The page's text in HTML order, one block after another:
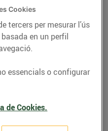
un total de 601
infantil i de primària
el Grup Bon Preu
de les entrades es
beques menjador.
i el programa en directe
que el va parir, de
Cookies
tercers per mesurar l’ús
en un perfil
essencials o configurar
de Cookies.